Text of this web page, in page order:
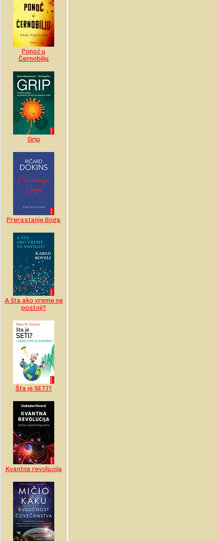
Ponoć u
Černobilju
Grip
Prerastanje Boga
A šta ako vreme ne
postoji?
Šta je SETI?
Kvantna revolucija